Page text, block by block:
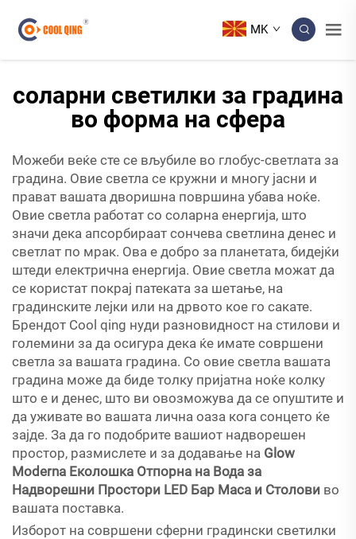
MK
соларни светилки за градина
во форма на сфера
Можеби веќе сте се вљубиле во глобус-светлата за
градина. Овие светла се кружни и многу јасни и
прават вашата дворишна површина убава ноќе.
Овие светла работат со соларна енергија, што
значи дека апсорбираат сончева светлина денес и
светлат по мрак. Ова е добро за планетата, бидејќи
штеди електрична енергија. Овие светла можат да
се користат покрај патеката за шетање, на
градинските лејки или на дрвото кое го сакате.
Брендот Cool qing нуди разновидност на стилови и
големини за да осигура дека ќе имате совршени
светла за вашата градина. Со овие светла вашата
градина може да биде толку пријатна ноќе колку
што е и денес, што ви овозможува да се опуштите и
да уживате во вашата лична оаза кога сонцето ќе
зајде. За да го подобрите вашиот надворешен
простор, размислете и за додавање на Glow
Moderna Еколошка Отпорна на Вода за
Надворешни Простори LED Бар Маса и Столови во
вашата поставкa.
Изборот на совршени сферни градински светилки